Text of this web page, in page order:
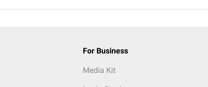
For Business
Media Kit